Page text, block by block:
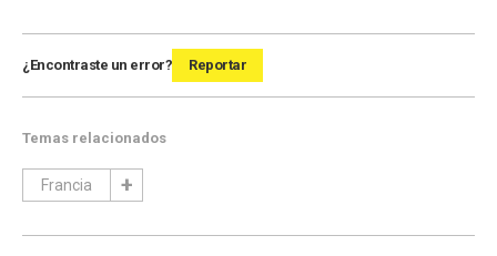
¿Encontraste un error? Reportar
Temas relacionados
Francia